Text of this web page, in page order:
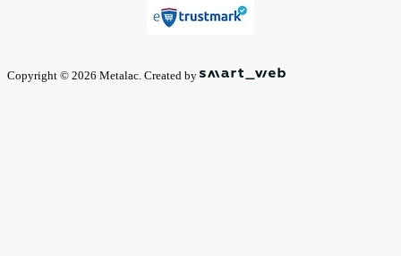
Copyright © 2026 Metalac. Created by